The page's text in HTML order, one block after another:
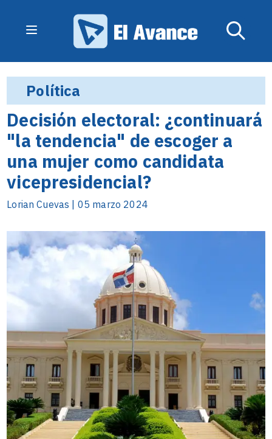
Política
Decisión electoral: ¿continuará
"la tendencia" de escoger a
una mujer como candidata
vicepresidencial?
Lorian Cuevas | 05 marzo 2024